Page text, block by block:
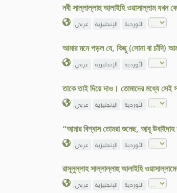
নবী সাল্লাল্লাহু আলাইহি ওয়াসাল্লাম
عربي الإنجليزية الأوردية
আমার মনে পড়ল যে, কিছু (সোনা বা চাঁদি)
عربي الإنجليزية الأوردية
তাকে তাই দিয়ে দাও। তোমাদের মধ্যে
عربي الإنجليزية الأوردية
“আমার বিশ্বাস তোমরা শুনেছ, আবূ
عربي الإنجليزية الأوردية
রাসূলুল্লাহ সাল্লাল্লাহু আলাইহি
عربي الإنجليزية الأوردية